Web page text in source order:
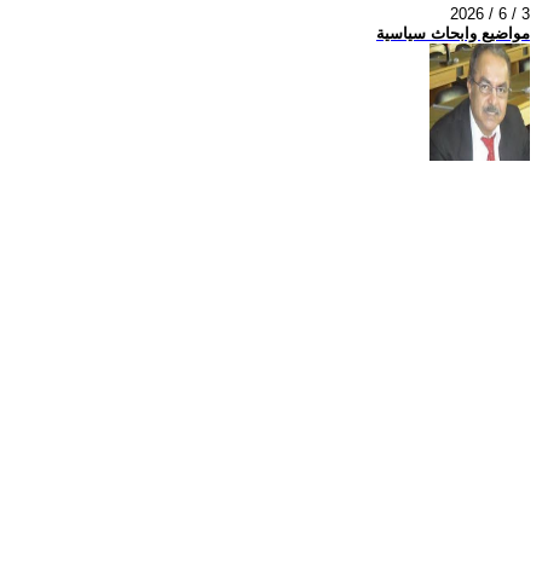
2026 / 6 / 3
مواضيع وابحاث سياسية